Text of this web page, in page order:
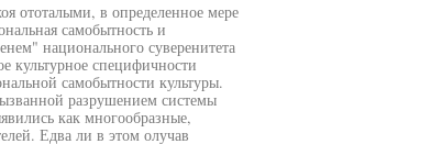
ототалыми, в определенное мере
самобытность и
национального суверенитета
культурное специфичности
самобытности культуры.
разрушением системы
как многообразные,
Едва ли в этом олучав